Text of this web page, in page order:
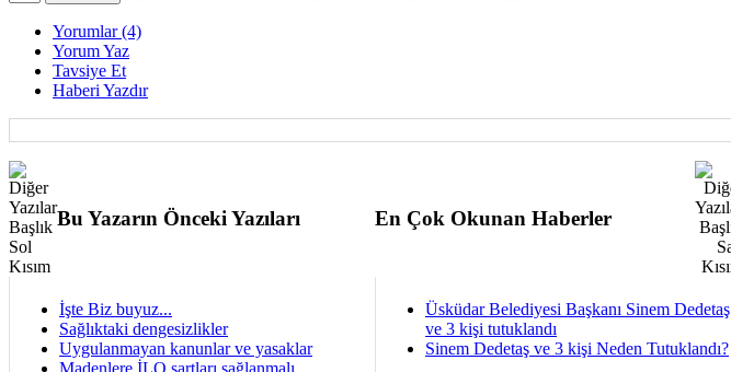
Yorumlar (4)
Yorum Yaz
Tavsiye Et
Haberi Yazdır
Bu Yazarın Önceki Yazıları En Çok Okunan Haberler
İşte Biz buyuz...
Sağlıktaki dengesizlikler
Uygulanmayan kanunlar ve yasaklar
Madenlere İLO şartları sağlanmalı
Üsküdar Belediyesi Başkanı Sinem Dedetaş
ve 3 kişi tutuklandı
Sinem Dedetaş ve 3 kişi Neden Tutuklandı?